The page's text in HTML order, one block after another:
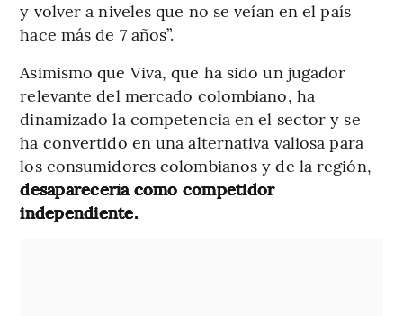
y volver a niveles que no se veían en el país
hace más de 7 años”.
Asimismo que Viva, que ha sido un jugador
relevante del mercado colombiano, ha
dinamizado la competencia en el sector y se
ha convertido en una alternativa valiosa para
los consumidores colombianos y de la región,
desaparecería como competidor
independiente.